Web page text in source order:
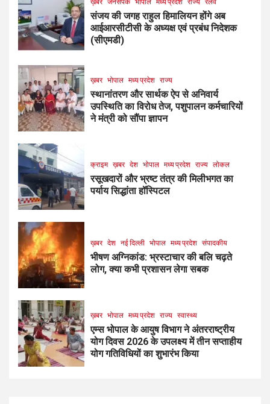
संजय की जगह राहुल हिमालियन होंगे अब
आईआरसीटीसी के अध्यक्ष एवं प्रबंध निदेशक
(सीएमडी)
ख़बर भोपाल मध्य प्रदेश राज्य
स्थानांतरण और सार्थक ऐप से अनिवार्य
उपस्थिति का विरोध तेज, पशुपालन कर्मचारियों
ने मंत्री को सौंपा ज्ञापन
क्राइम ख़बर देश भोपाल मध्य प्रदेश राज्य लोकल
रसूखदारों और भ्रष्ट तंत्र की मिलीभगत का
पर्याय सिद्धांता हॉस्पिटल
ख़बर देश नई दिल्ली भोपाल मध्य प्रदेश संपादकीय
भीषण अग्निकांड: भ्रस्टाचार की बलि चढ़ते
लोग, क्या कभी प्रशासन लेगा सबक
ख़बर भोपाल मध्य प्रदेश राज्य स्वास्थ्य
एम्स भोपाल के आयुष विभाग ने अंतरराष्ट्रीय
योग दिवस 2026 के उपलक्ष्य में तीन सप्ताहीय
योग गतिविधियों का शुभारंभ किया